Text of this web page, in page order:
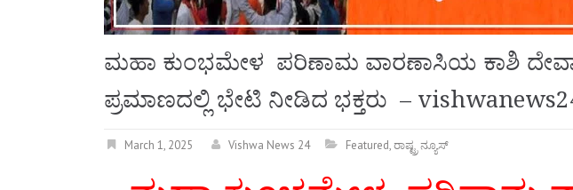
ಮಹಾ ಕುಂಭಮೇಳ ಪರಿಣಾಮ ವಾರಣಾಸಿಯ ಕಾಶಿ
ಪ್ರಮಾಣದಲ್ಲಿ ಭೇಟಿ ನೀಡಿದ ಭಕ್ತರು –
March 1, 2025 Vishwa News 24 Featured,ರಾಷ್ಟ್ರ ನ್ಯೂಸ್